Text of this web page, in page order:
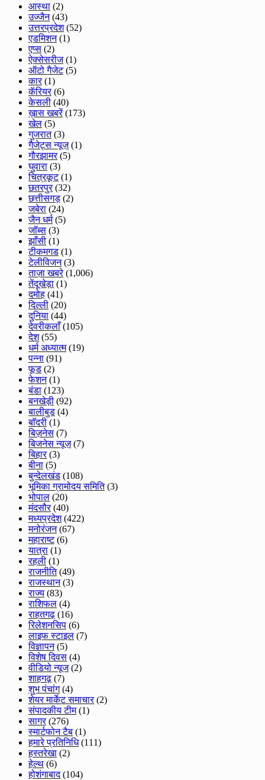
आस्था (2)
उज्जैन(43)
उत्तरप्रदेश(52)
एडमिशन(1)
एप्स (2)
ऐक्सेसरीज(1)
ऑटो गैजेट(5)
कार(1)
कॅरियर(6)
केसली (40)
ख़ास खबरें(173)
खेल (5)
गुजरात(3)
गैजेट्स न्यूज़(1)
गौरझामर(5)
घुवारा (3)
चित्रकूट(1)
छतरपुर(32)
छत्तीसगड़ (2)
जबेरा (24)
जैन धर्म(5)
जॉब्स (3)
झाँसी (1)
टीकमगड (1)
टेलीविजन(3)
ताज़ा खबरे(1,006)
तेंदूखेड़ा (1)
दमोह (41)
दिल्ली (20)
दुनिया (44)
देवरीकलाँ(105)
देश(55)
धर्म अध्यात्म(19)
पन्ना (91)
फूड (2)
फेशन(1)
बंडा (123)
बनखेड़ी (92)
बालीबुड (4)
बाॅदरी (1)
बिज़नेस (7)
बिजनेस न्यूज़(7)
बिहार(3)
बीना (5)
बुन्देलखंड (108)
भूमिका ग्रामोदय समिति(3)
भोपाल (20)
मंदसौर(40)
मध्यप्रदेश(422)
मनोरंजन(67)
महाराष्ट(6)
यात्रा (1)
रहली (1)
राजनीति(49)
राजस्थान(3)
राज्य (83)
राशिफल (4)
राहतगढ़ (16)
रिलेशनसिप (6)
लाइफ स्टाइल (7)
विज्ञापन(5)
विशेष दिवस (4)
वीडियो न्यूज(2)
शाहगढ़ (7)
शुभ पंचांग(4)
शेयर मार्केट समाचार(2)
संपादकीय टीम(1)
सागर(276)
स्मार्टफोन टैब (1)
हमारे प्रतिनिधि(111)
हस्तरेखा (2)
हेल्थ (6)
होशंगाबाद(104)